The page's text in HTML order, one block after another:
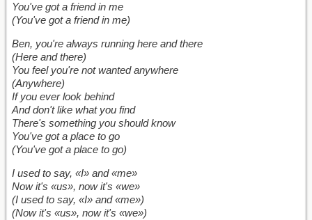
You've got a friend in me
(You've got a friend in me)
Ben, you're always running here and there
(Here and there)
You feel you're not wanted anywhere
(Anywhere)
If you ever look behind
And don't like what you find
There's something you should know
You've got a place to go
(You've got a place to go)
I used to say, «I» and «me»
Now it's «us», now it's «we»
(I used to say, «I» and «me»)
(Now it's «us», now it's «we»)